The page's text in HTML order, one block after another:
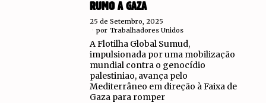
RUMO A GAZA
25 de Setembro, 2025
por Trabalhadores Unidos
A Flotilha Global Sumud,
impulsionada por uma mobilização
mundial contra o genocídio
palestiniao, avança pelo
Mediterrâneo em direção à Faixa de
Gaza para romper